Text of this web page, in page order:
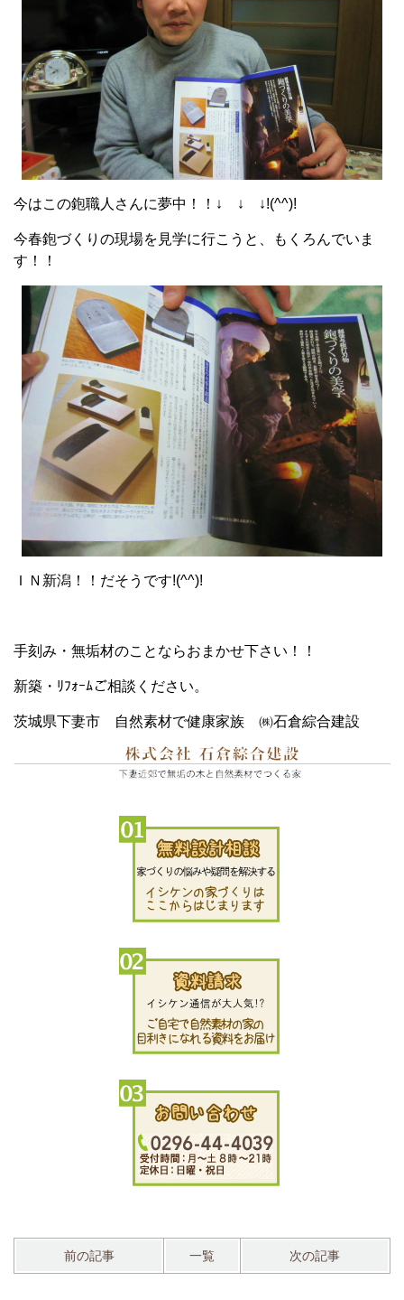
今はこの鉋職人さんに夢中！！↓ ↓ ↓!(^^)!
今春鉋づくりの現場を見学に行こうと、もくろんでいま
す！！
ＩＮ新潟！！だそうです!(^^)!
手刻み・無垢材のことならおまかせ下さい！！
新築・ﾘﾌｫｰﾑご相談ください。
茨城県下妻市 自然素材で健康家族 ㈱石倉綜合建設
前の記事 一覧 次の記事